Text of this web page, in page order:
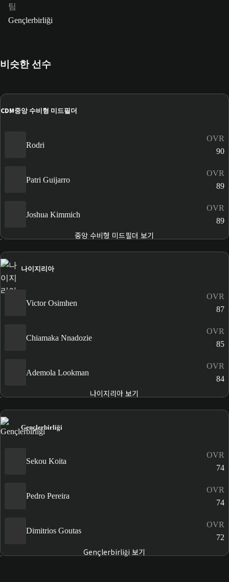
팀
Gençlerbirliği
비슷한 선수
CDM중앙 수비형 미드필더
Rodri
OVR
90
Patri Guijarro
OVR
89
Joshua Kimmich
OVR
89
중앙 수비형 미드필더 보기
나이지리아
Victor Osimhen
OVR
87
Chiamaka Nnadozie
OVR
85
Ademola Lookman
OVR
84
나이지리아 보기
Gençlerbirliği
Sekou Koita
OVR
74
Pedro Pereira
OVR
74
Dimitrios Goutas
OVR
72
Gençlerbirliği 보기